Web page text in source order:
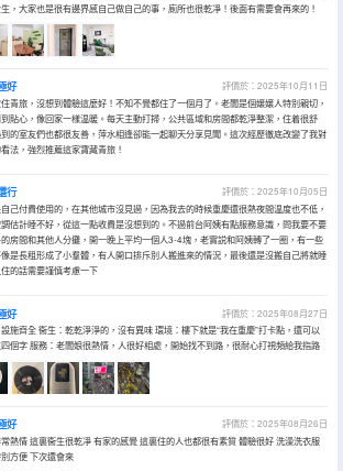
，大家也是很有邊界感自己做自己的事，廁所也很乾凈！後面有需要會再來的！
好
評價於：2025年10月11日
青旅，沒想到體驗這麼好！不知不覺都住了一個月了。老闆是個嬢嬢人特別親切，
貼心，像回家一樣温暖。每天主動打掃，公共區域和房間都乾淨整潔，住着很舒
的室友們也都很友善，萍水相逢卻能一起聊天分享見聞。這次經歷徹底改變了我對
法，強烈推薦這家寶藏青旅！
行
評價於：2025年10月05日
己付費使用的，在其他城市沒見過，因為我去的時候重慶還很熱夜間温度也不低，
估計睡不好，從這一點收費是沒想到的。不過前台阿姨有點服務意識，問我要不要
房間和其他人分攤，開一晚上平均一個人3-4塊，老實説和阿姨轉了一圈，有一些
是長租形成了小羣體，有人開口排斥別人搬進來的情況，最後還是沒搬自己將就睡
的話需要謹慎考慮一下
好
評價於：2025年08月27日
施齊全 衞生：乾乾淨淨的，沒有異味 環境：樓下就是“我在重慶”打卡點，還可以
個字 服務：老闆娘很熱情，人很好相處，開始找不到路，很耐心打視頻給我指路
好
評價於：2025年08月26日
熱情 這裏衞生很乾凈 有家的感覺 這裏住的人也都很有素質 體驗很好 洗澡洗衣服
方便 下次還會來